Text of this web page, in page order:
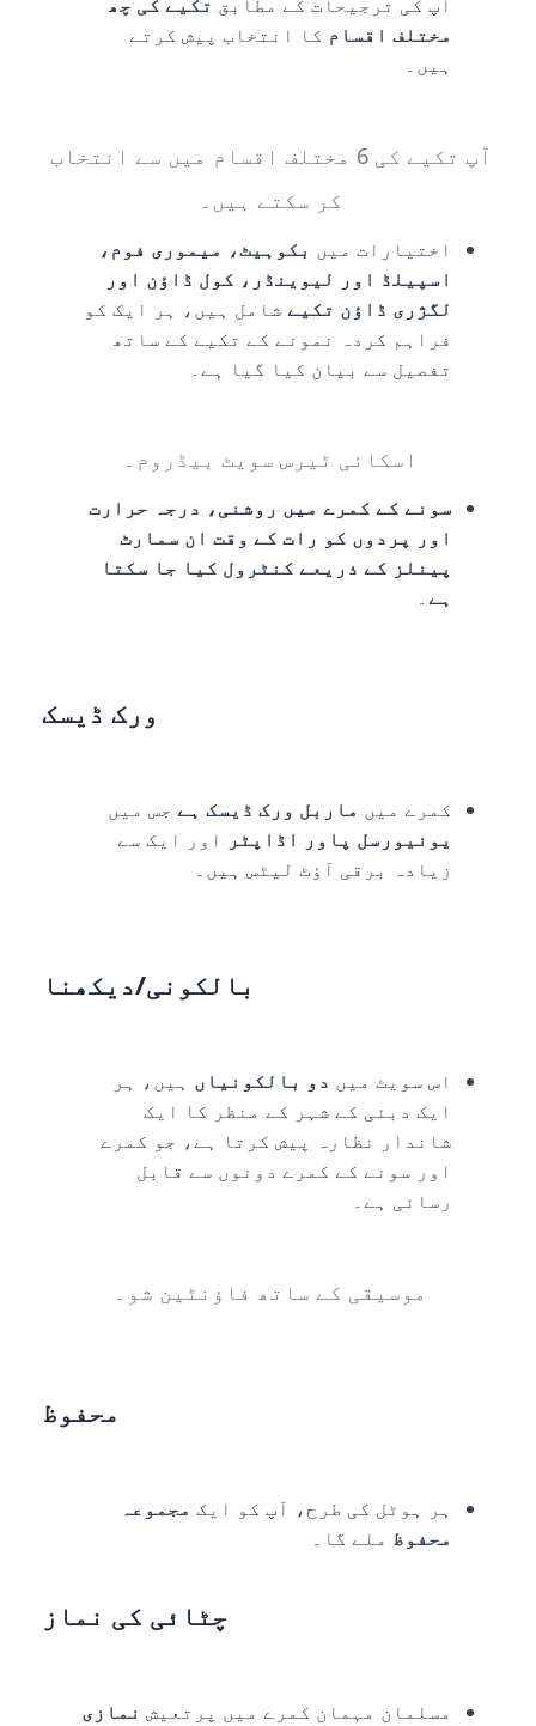
مختلف اقسام کا انتخاب پیش کرتے
ہیں۔
آپ تکیے کی 6 مختلف اقسام میں سے انتخاب
کر سکتے ہیں۔
اختیارات میں بکوہیٹ، میموری فوم،
اسپیلڈ اور لیوینڈر، کول ڈاؤن اور
لگژری ڈاؤن تکیے شامل ہیں، ہر ایک کو
فراہم کردہ نمونے کے تکیے کے ساتھ
تفصیل سے بیان کیا گیا ہے۔
اسکائی ٹیرس سویٹ بیڈروم۔
سونے کے کمرے میں روشنی، درجہ حرارت
اور پردوں کو رات کے وقت ان سمارٹ
پینلز کے ذریعے کنٹرول کیا جا سکتا
ہے۔
ورک ڈیسک
کمرے میں ماربل ورک ڈیسک ہے جس میں
یونیورسل پاور اڈاپٹر اور ایک سے
زیادہ برقی آؤٹ لیٹس ہیں۔
بالکونی/دیکھنا
اس سویٹ میں دو بالکونیاں ہیں، ہر
ایک دبئی کے شہر کے منظر کا ایک
شاندار نظارہ پیش کرتا ہے، جو کمرے
اور سونے کے کمرے دونوں سے قابل
رسائی ہے۔
موسیقی کے ساتھ فاؤنٹین شو۔
محفوظ
ہر ہوٹل کی طرح، آپ کو ایک مجموعہ
محفوظ ملے گا۔
چٹائی کی نماز
مسلمان مہمان کمرے میں پرتعیش نمازی